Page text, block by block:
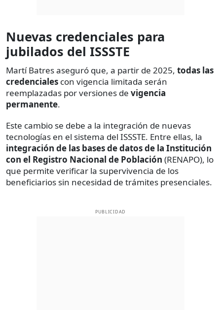
Nuevas credenciales para
jubilados del ISSSTE
Martí Batres aseguró que, a partir de 2025, todas las
credenciales con vigencia limitada serán
reemplazadas por versiones de vigencia
permanente.
Este cambio se debe a la integración de nuevas
tecnologías en el sistema del ISSSTE. Entre ellas, la
integración de las bases de datos de la Institución
con el Registro Nacional de Población (RENAPO), lo
que permite verificar la supervivencia de los
beneficiarios sin necesidad de trámites presenciales.
PUBLICIDAD